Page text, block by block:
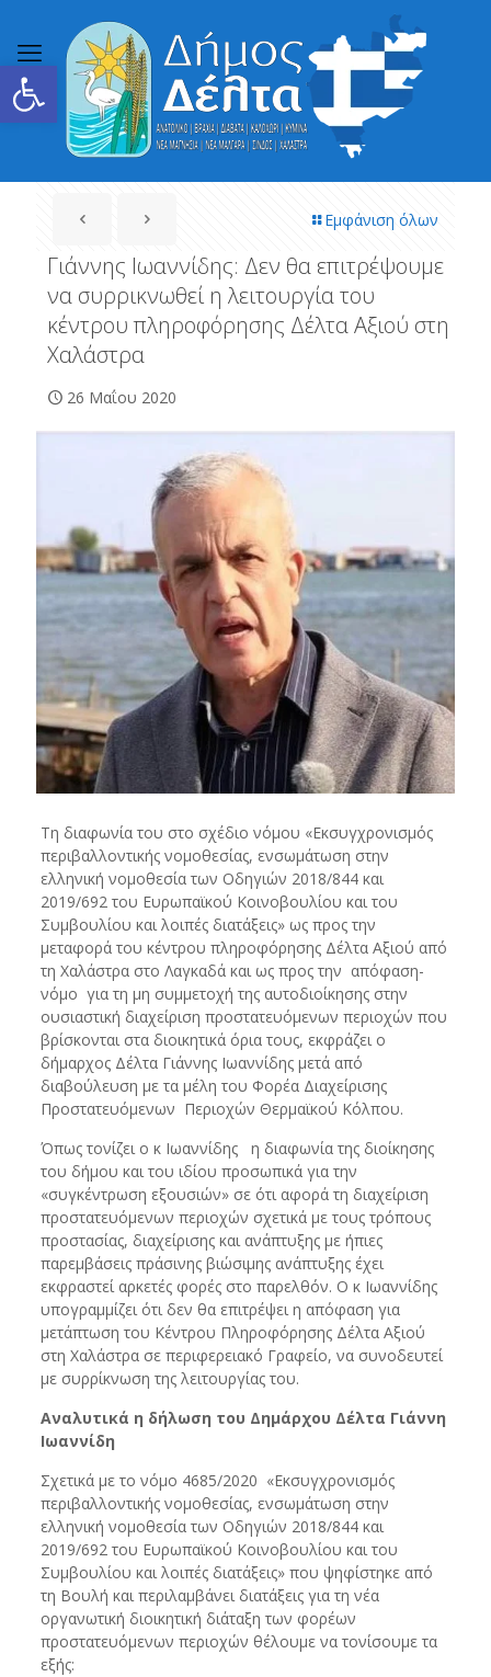
Ανοίξτε τη γραμμή εργαλείων
Εμφάνιση όλων
Γιάννης Ιωαννίδης: Δεν θα επιτρέψουμε
να συρρικνωθεί η λειτουργία του
κέντρου πληροφόρησης Δέλτα Αξιού στη
Χαλάστρα
26 Μαΐου 2020
Τη διαφωνία του στο σχέδιο νόμου «Εκσυγχρονισμός
περιβαλλοντικής νομοθεσίας, ενσωμάτωση στην
ελληνική νομοθεσία των Οδηγιών 2018/844 και
2019/692 του Ευρωπαϊκού Κοινοβουλίου και του
Συμβουλίου και λοιπές διατάξεις» ως προς την
μεταφορά του κέντρου πληροφόρησης Δέλτα Αξιού από
τη Χαλάστρα στο Λαγκαδά και ως προς την απόφαση-
νόμο για τη μη συμμετοχή της αυτοδιοίκησης στην
ουσιαστική διαχείριση προστατευόμενων περιοχών που
βρίσκονται στα διοικητικά όρια τους, εκφράζει ο
δήμαρχος Δέλτα Γιάννης Ιωαννίδης μετά από
διαβούλευση με τα μέλη του Φορέα Διαχείρισης
Προστατευόμενων Περιοχών Θερμαϊκού Κόλπου.
Όπως τονίζει ο κ Ιωαννίδης η διαφωνία της διοίκησης
του δήμου και του ιδίου προσωπικά για την
«συγκέντρωση εξουσιών» σε ότι αφορά τη διαχείριση
προστατευόμενων περιοχών σχετικά με τους τρόπους
προστασίας, διαχείρισης και ανάπτυξης με ήπιες
παρεμβάσεις πράσινης βιώσιμης ανάπτυξης έχει
εκφραστεί αρκετές φορές στο παρελθόν. Ο κ Ιωαννίδης
υπογραμμίζει ότι δεν θα επιτρέψει η απόφαση για
μετάπτωση του Κέντρου Πληροφόρησης Δέλτα Αξιού
στη Χαλάστρα σε περιφερειακό Γραφείο, να συνοδευτεί
με συρρίκνωση της λειτουργίας του.
Αναλυτικά η δήλωση του Δημάρχου Δέλτα Γιάννη
Ιωαννίδη
Σχετικά με το νόμο 4685/2020 «Εκσυγχρονισμός
περιβαλλοντικής νομοθεσίας, ενσωμάτωση στην
ελληνική νομοθεσία των Οδηγιών 2018/844 και
2019/692 του Ευρωπαϊκού Κοινοβουλίου και του
Συμβουλίου και λοιπές διατάξεις» που ψηφίστηκε από
τη Βουλή και περιλαμβάνει διατάξεις για τη νέα
οργανωτική διοικητική διάταξη των φορέων
προστατευόμενων περιοχών θέλουμε να τονίσουμε τα
εξής: